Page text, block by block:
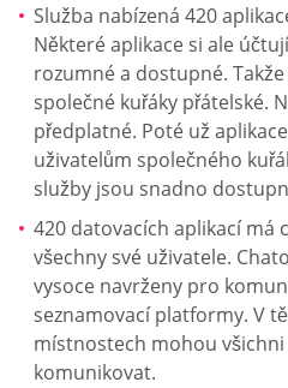
Služba nabízená 420
Některé aplikace si ale
rozumné a dostupné.
společné kuřáky přátelské.
předplatné. Poté už
uživatelům společného
služby jsou snadno
420 datovacích aplikací
všechny své uživatele.
vysoce navrženy pro
seznamovací platformy. V
místnostech mohou
komunikovat.